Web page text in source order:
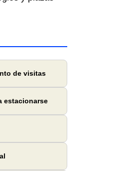
de visitas
estacionarse